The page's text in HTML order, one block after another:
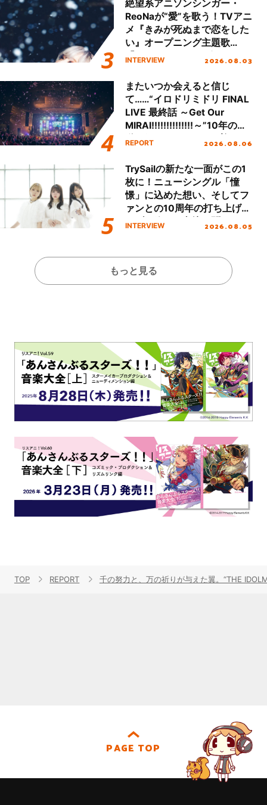
絶望系アニソンシンガー・
ReoNaが“愛”を歌う！TVアニ
メ『きみが死ぬまで恋をした
い』オープニング主題歌
「Amore」インタビュー
INTERVIEW 2026.08.03
またいつか会えると信じ
て……“イロドリミドリ FINAL
LIVE 最終話 ～Get Our
MIRAI!!!!!!!!!!!!!!～”10年の活
動を経てファイナルを迎える
REPORT 2026.08.06
TrySailの新たな一面がこの1
枚に！ニューシングル「憧
憬」に込めた想い、そしてフ
ァンとの10周年の打ち上げラ
イブを終えた心境を聞いた。
INTERVIEW 2026.08.05
もっと見る
TOP REPORT 千の努力と、万の祈りが与えた翼。“THE
PAGE TOP